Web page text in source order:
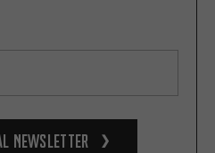
newsletter